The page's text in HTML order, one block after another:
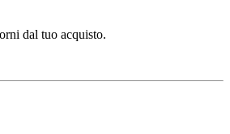
dal tuo acquisto.